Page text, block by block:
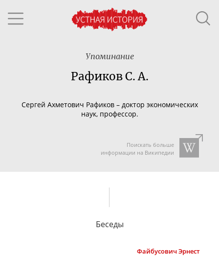
Упоминание
Рафиков С. А.
Сергей Ахметович Рафиков – доктор экономических
наук, профессор.
Поискать больше
информации на Википедии
Беседы
ФайбусовичЭрнест